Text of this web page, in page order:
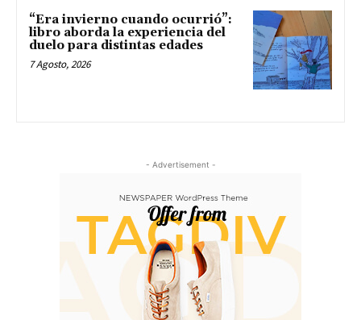
“Era invierno cuando ocurrió”:
libro aborda la experiencia del
duelo para distintas edades
7 Agosto, 2026
- Advertisement -